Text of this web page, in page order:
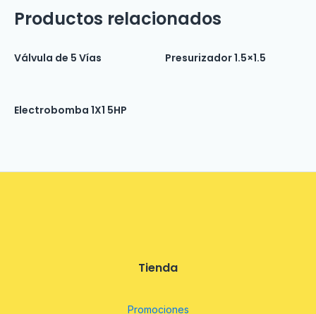
Productos relacionados
Válvula de 5 Vías Presurizador 1.5×1.5
Electrobomba 1X1 5HP
Tienda
Promociones